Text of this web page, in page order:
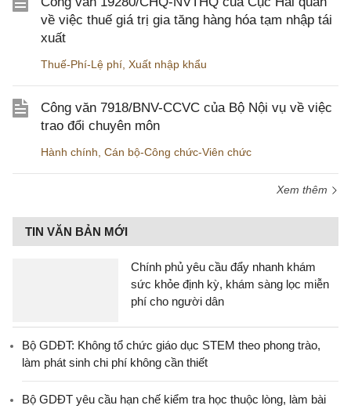
về việc thuế giá trị gia tăng hàng hóa tạm nhập tái
xuất
Thuế-Phí-Lệ phí Xuất nhập khẩu
Công văn 7918/BNV-CCVC của Bộ Nội vụ về việc
trao đổi chuyên môn
Hành chính Cán bộ-Công chức-Viên chức
Xem thêm
TIN VĂN BẢN MỚI
Chính phủ yêu cầu đẩy nhanh khám
sức khỏe định kỳ, khám sàng lọc miễn
phí cho người dân
Bộ GDĐT: Không tổ chức giáo dục STEM theo phong trào,
làm phát sinh chi phí không cần thiết
Bộ GDĐT yêu cầu hạn chế kiểm tra học thuộc lòng, làm bài